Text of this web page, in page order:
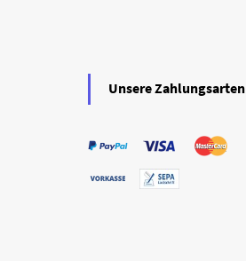
Unsere Zahlungsarten